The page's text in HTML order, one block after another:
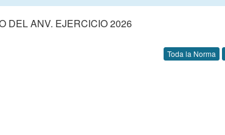
DEL ANV. EJERCICIO 2026
Toda la Norma